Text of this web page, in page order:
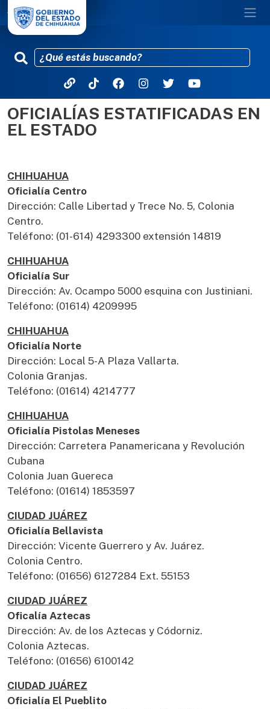
Pasar al contenido principal
OFICIALÍAS ESTATIFICADAS EN
EL ESTADO
CHIHUAHUA
Oficialía Centro
Dirección: Calle Libertad y Trece No. 5, Colonia
Centro.
Teléfono: (01-614) 4293300 extensión 14819
CHIHUAHUA
Oficialía Sur
Dirección: Av. Ocampo 5000 esquina con Justiniani.
Teléfono: (01614) 4209995
CHIHUAHUA
Oficialía Norte
Dirección: Local 5-A Plaza Vallarta.
Colonia Granjas.
Teléfono: (01614) 4214777
CHIHUAHUA
Oficialía Pistolas Meneses
Dirección: Carretera Panamericana y Revolución
Cubana
Colonia Juan Guereca
Teléfono: (01614) 1853597
CIUDAD JUÁREZ
Oficialía Bellavista
Dirección: Vicente Guerrero y Av. Juárez.
Colonia Centro.
Teléfono: (01656) 6127284 Ext. 55153
CIUDAD JUÁREZ
Oficalía Aztecas
Dirección: Av. de los Aztecas y Códorniz.
Colonia Aztecas.
Teléfono: (01656) 6100142
CIUDAD JUÁREZ
Oficialía El Pueblito